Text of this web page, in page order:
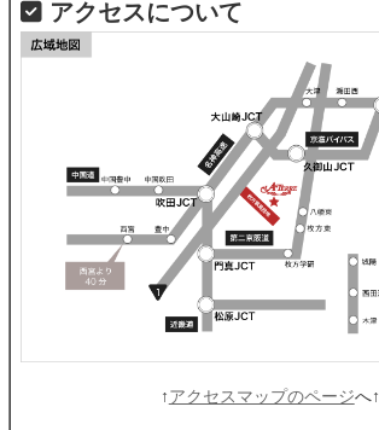
アクセスについて
↑アクセスマップのページへ↑